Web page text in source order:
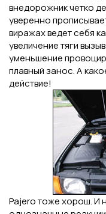
внедорожник четко
уверенно
виражах ведет себя
увеличение тяги
уменьшение
плавный занос. А
действие!
Pajero тоже хорош. И